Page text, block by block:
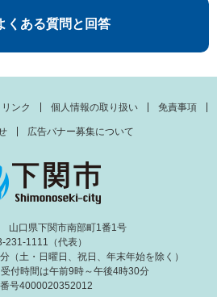
くある質問と回答
ンク 個人情報の取り扱い 免責事項
広告バナー募集について
口県下関市南部町1番1号
231-1111（代表）
（土・日曜日、祝日、年末年始を除く）
付時間は午前9時～午後4時30分
号4000020352012